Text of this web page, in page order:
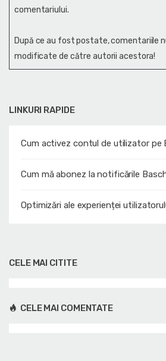
LINKURI RAPIDE
Cum activez contul de utilizator pe
Cum mă abonez la notificările
Optimizări ale experienței
comentariului.
După ce au fost postate, comentariile
modificate de către autorii acestora!
CELE MAI CITITE
CELE MAI COMENTATE